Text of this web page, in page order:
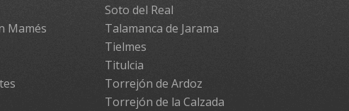
Mamés
Soto del Real
Talamanca de Jarama
Tielmes
Titulcia
Torrejón de Ardoz
Torrejón de la Calzada